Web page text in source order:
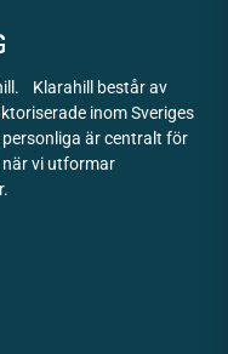
Klarahill består av
inom Sveriges
är centralt för
när vi utformar